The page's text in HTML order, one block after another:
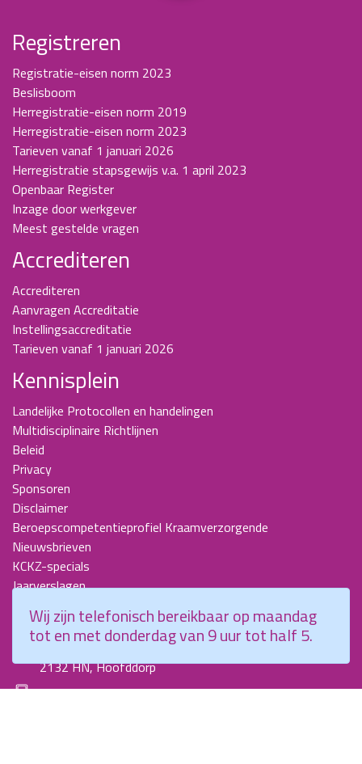
Registreren
Registratie-eisen norm 2023
Beslisboom
Herregistratie-eisen norm 2019
Herregistratie-eisen norm 2023
Tarieven vanaf 1 januari 2026
Herregistratie stapsgewijs v.a. 1 april 2023
Openbaar Register
Inzage door werkgever
Meest gestelde vragen
Accrediteren
Accrediteren
Aanvragen Accreditatie
Instellingsaccreditatie
Tarieven vanaf 1 januari 2026
Kennisplein
Landelijke Protocollen en handelingen
Multidisciplinaire Richtlijnen
Beleid
Privacy
Sponsoren
Disclaimer
Beroepscompetentieprofiel Kraamverzorgende
Nieuwsbrieven
KCKZ-specials
Jaarverslagen
Contact
Planetenweg 5
2132 HN, Hoofddorp
088 - 0076300
Wij zijn telefonisch bereikbaar op maandag
tot en met donderdag van 9 uur tot half 5.